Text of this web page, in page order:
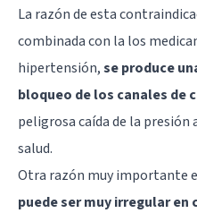
La razón de esta
combinada con la los
hipertensión,se produce
bloqueo de los canales de
peligrosa caída de la
salud.
Otra razón muy importante
puede ser muy irregular